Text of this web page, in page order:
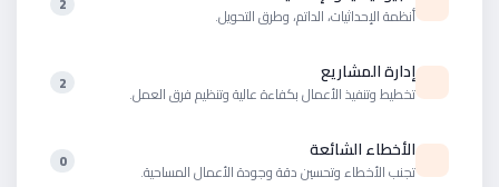
أنظمة الإحداثيات، الداتم، وطرق التحويل.
إدارة المشاريع
تخطيط وتنفيذ الأعمال بكفاءة عالية وتنظيم فرق العمل. 2
الأخطاء الشائعة
تجنب الأخطاء وتحسين دقة وجودة الأعمال المساحية. 0